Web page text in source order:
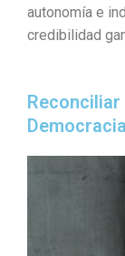
autonomía e
credibilidad
Reconciliar
Democracia